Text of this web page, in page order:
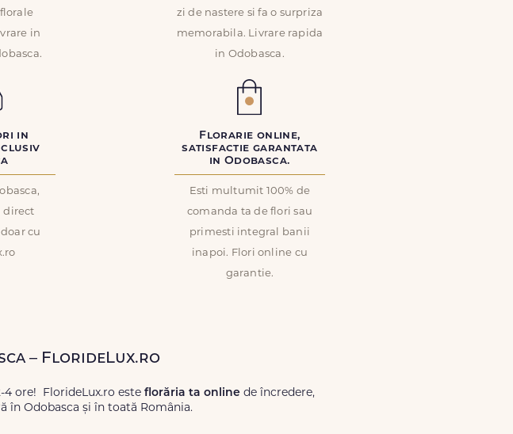
in
zi de nastere si fa o surpriza
memorabila. Livrare rapida
in Odobasca.
in
direct
cu
Florarie online,
satisfactie garantata
in Odobasca.
Esti multumit 100% de
comanda ta de flori sau
primesti integral banii
inapoi. Flori online cu
garantie.
– FlorideLux.ro
4 ore! FlorideLux.ro este florăria ta online de încredere,
în Odobasca și în toată România.